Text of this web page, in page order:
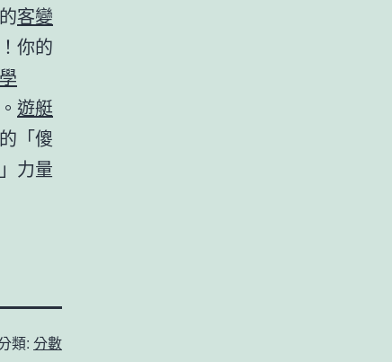
客變
你的
遊艇
「傻
力量
類: 分數